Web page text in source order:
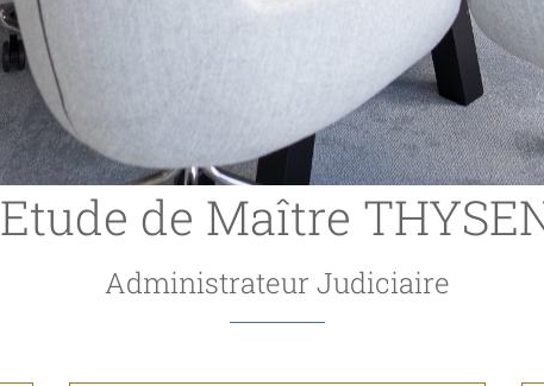
Etude de Maître
Administrateur Judiciaire